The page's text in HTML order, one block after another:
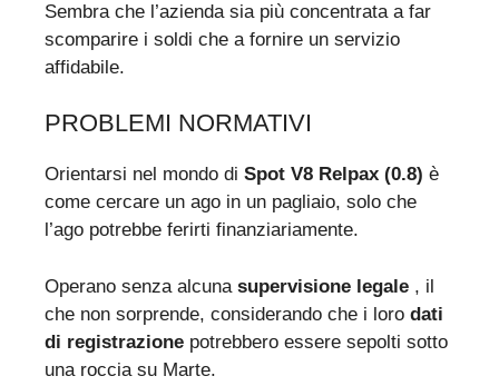
Sembra che l’azienda sia più concentrata a far
scomparire i soldi che a fornire un servizio
affidabile.
PROBLEMI NORMATIVI
Orientarsi nel mondo di Spot V8 Relpax (0.8) è
come cercare un ago in un pagliaio, solo che
l’ago potrebbe ferirti finanziariamente.
Operano senza alcuna supervisione legale , il
che non sorprende, considerando che i loro dati
di registrazione potrebbero essere sepolti sotto
una roccia su Marte.